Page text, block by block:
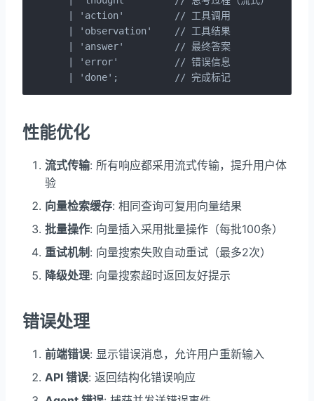
  | 'action'         // 工具调用
  | 'observation'    // 工具结果
  | 'answer'         // 最终答案
  | 'error'          // 错误信息
  | 'done';          // 完成标记
性能优化
流式传输: 所有响应都采用流式传输，提升用户体
验
向量检索缓存: 相同查询可复用向量结果
批量操作: 向量插入采用批量操作（每批100条）
重试机制 : 向量搜索失败自动重试（最多2次）
降级处理: 向量搜索超时返回友好提示
错误处理
前端错误: 显示错误消息，允许用户重新输入
API 错误: 返回结构化错误响应